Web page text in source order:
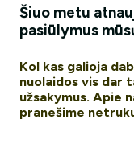
Šiuo metu
pasiūlymus
Kol kas galioja
nuolaidos vis dar
užsakymus. Apie
pranešime